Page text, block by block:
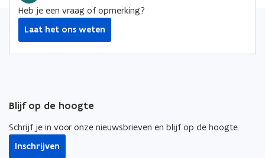
Heb je een vraag of opmerking?
Laat het ons weten
Blijf op de hoogte
Schrijf je in voor onze nieuwsbrieven en blijf op de hoogte.
Inschrijven